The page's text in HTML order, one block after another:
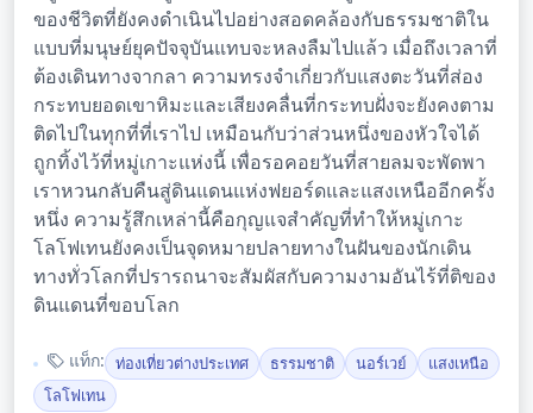
ของชีวิตที่ยังคงดำเนินไปอย่างสอดคล้องกับธรรมชาติใน
แบบที่มนุษย์ยุคปัจจุบันแทบจะหลงลืมไปแล้ว เมื่อถึงเวลาที่
ต้องเดินทางจากลา ความทรงจำเกี่ยวกับแสงตะวันที่ส่อง
กระทบยอดเขาหิมะและเสียงคลื่นที่กระทบฝั่งจะยังคงตาม
ติดไปในทุกที่ที่เราไป เหมือนกับว่าส่วนหนึ่งของหัวใจได้
ถูกทิ้งไว้ที่หมู่เกาะแห่งนี้ เพื่อรอคอยวันที่สายลมจะพัดพา
เราหวนกลับคืนสู่ดินแดนแห่งฟยอร์ดและแสงเหนืออีกครั้ง
หนึ่ง ความรู้สึกเหล่านี้คือกุญแจสำคัญที่ทำให้หมู่เกาะ
โลโฟเทนยังคงเป็นจุดหมายปลายทางในฝันของนักเดิน
ทางทั่วโลกที่ปรารถนาจะสัมผัสกับความงามอันไร้ที่ติของ
ดินแดนที่ขอบโลก
แท็ก: ท่องเที่ยวต่างประเทศ ธรรมชาติ นอร์เวย์
แสงเหนือ
โลโฟเทน